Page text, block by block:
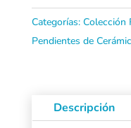
de
Cerámica
Categorías: Colección
Pendientes de
Descripción